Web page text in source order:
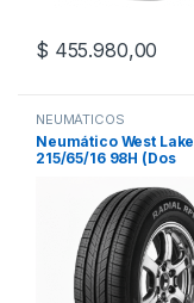
$ 455.980,00
NEUMÁTICOS
Neumático West Lake
215/65/16 98H (Dos